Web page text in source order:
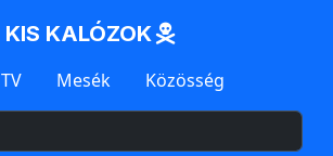
KIS KALÓZOK
TV Mesék Közösség